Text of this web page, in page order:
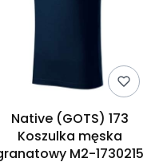
Native (GOTS) 173
Koszulka męska
M2-1730215